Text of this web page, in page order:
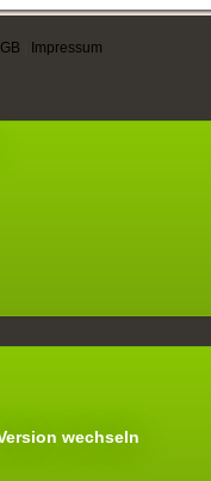
Impressum
wechseln